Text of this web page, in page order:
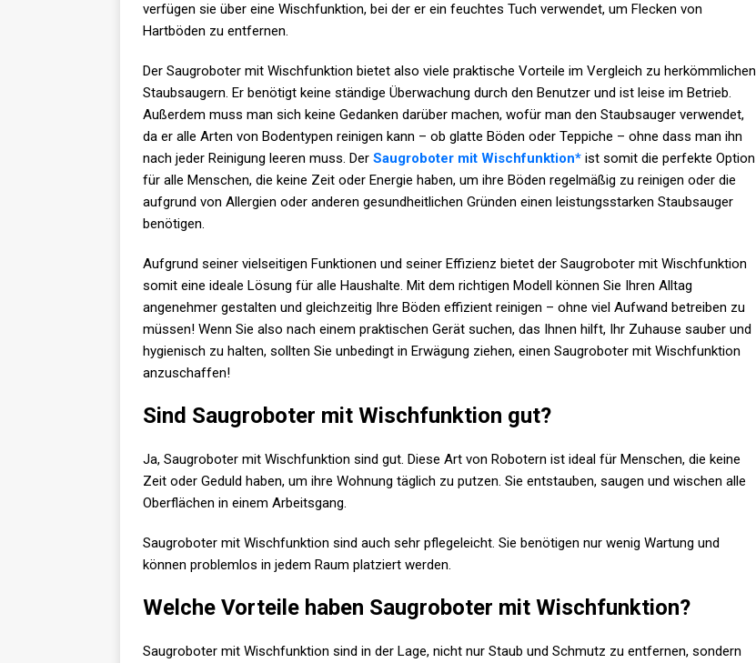
verfügen sie über eine Wischfunktion, bei der er ein feuchtes Tuch verwendet, um Flecken von
Hartböden zu entfernen.
Der Saugroboter mit Wischfunktion bietet also viele praktische Vorteile im Vergleich zu herkömmlichen
Staubsaugern. Er benötigt keine ständige Überwachung durch den Benutzer und ist leise im Betrieb.
Außerdem muss man sich keine Gedanken darüber machen, wofür man den Staubsauger verwendet,
da er alle Arten von Bodentypen reinigen kann – ob glatte Böden oder Teppiche – ohne dass man ihn
nach jeder Reinigung leeren muss. Der Saugroboter mit Wischfunktion* ist somit die perfekte Option
für alle Menschen, die keine Zeit oder Energie haben, um ihre Böden regelmäßig zu reinigen oder die
aufgrund von Allergien oder anderen gesundheitlichen Gründen einen leistungsstarken Staubsauger
benötigen.
Aufgrund seiner vielseitigen Funktionen und seiner Effizienz bietet der Saugroboter mit Wischfunktion
somit eine ideale Lösung für alle Haushalte. Mit dem richtigen Modell können Sie Ihren Alltag
angenehmer gestalten und gleichzeitig Ihre Böden effizient reinigen – ohne viel Aufwand betreiben zu
müssen! Wenn Sie also nach einem praktischen Gerät suchen, das Ihnen hilft, Ihr Zuhause sauber und
hygienisch zu halten, sollten Sie unbedingt in Erwägung ziehen, einen Saugroboter mit Wischfunktion
anzuschaffen!
Sind Saugroboter mit Wischfunktion gut?
Ja, Saugroboter mit Wischfunktion sind gut. Diese Art von Robotern ist ideal für Menschen, die keine
Zeit oder Geduld haben, um ihre Wohnung täglich zu putzen. Sie entstauben, saugen und wischen alle
Oberflächen in einem Arbeitsgang.
Saugroboter mit Wischfunktion sind auch sehr pflegeleicht. Sie benötigen nur wenig Wartung und
können problemlos in jedem Raum platziert werden.
Welche Vorteile haben Saugroboter mit Wischfunktion?
Saugroboter mit Wischfunktion sind in der Lage, nicht nur Staub und Schmutz zu entfernen, sondern